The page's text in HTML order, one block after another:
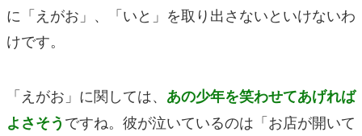
に「えがお」、「いと」を取り出さないといけないわ
けです。
「えがお」に関しては、 あの少年を笑わせてあげれば
よさそうですね。彼が泣いているのは「お店が開いて